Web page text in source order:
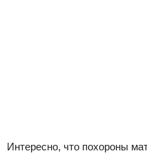
Интересно, что похороны